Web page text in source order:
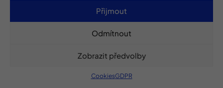
Přijmout
Odmítnout
Zobrazit předvolby
CookiesGDPR